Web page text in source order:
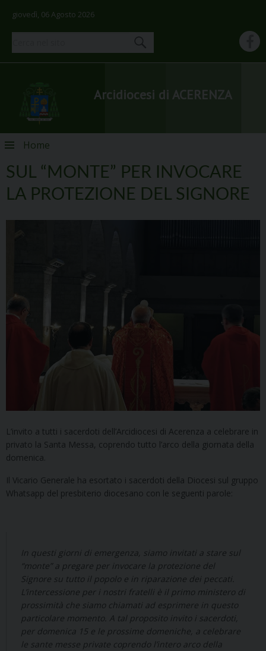
giovedì, 06 Agosto 2026
Arcidiocesi di ACERENZA
Skip
content
Home
SUL “MONTE” PER INVOCARE
LA PROTEZIONE DEL SIGNORE
L’invito a tutti i sacerdoti dell’Arcidiocesi di Acerenza a celebrare in
privato la Santa Messa, coprendo tutto l’arco della giornata della
domenica.
Il Vicario Generale ha esortato i sacerdoti della Diocesi sul gruppo
Whatsapp del presbiterio diocesano con le seguenti parole:
In questi giorni di emergenza, siamo invitati a stare sul
“monte” a pregare per invocare la protezione del
Signore su tutto il popolo e in riparazione dei peccati.
L’intercessione per i nostri fratelli è il primo ministero di
prossimità che siamo chiamati ad esprimere in questo
particolare momento. A tal proposito invito i sacerdoti,
per domenica 15 e le prossime domeniche, a celebrare
le sante messe private coprendo l’intero arco della